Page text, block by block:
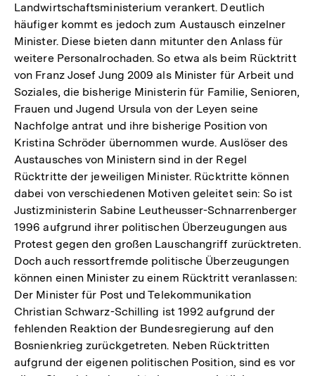
Landwirtschaftsministerium verankert. Deutlich
häufiger kommt es jedoch zum Austausch einzelner
Minister. Diese bieten dann mitunter den Anlass für
weitere Personalrochaden. So etwa als beim Rücktritt
von Franz Josef Jung 2009 als Minister für Arbeit und
Soziales, die bisherige Ministerin für Familie, Senioren,
Frauen und Jugend Ursula von der Leyen seine
Nachfolge antrat und ihre bisherige Position von
Kristina Schröder übernommen wurde. Auslöser des
Austausches von Ministern sind in der Regel
Rücktritte der jeweiligen Minister. Rücktritte können
dabei von verschiedenen Motiven geleitet sein: So ist
Justizministerin Sabine Leutheusser-Schnarrenberger
1996 aufgrund ihrer politischen Überzeugungen aus
Protest gegen den großen Lauschangriff zurücktreten.
Doch auch ressortfremde politische Überzeugungen
können einen Minister zu einem Rücktritt veranlassen:
Der Minister für Post und Telekommunikation
Christian Schwarz-Schilling ist 1992 aufgrund der
fehlenden Reaktion der Bundesregierung auf den
Bosnienkrieg zurückgetreten. Neben Rücktritten
aufgrund der eigenen politischen Position, sind es vor